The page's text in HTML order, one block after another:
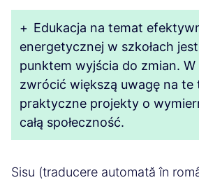
+ Edukacja na temat
energetycznej w szkołach
punktem wyjścia do zmian. W
zwrócić większą uwagę na
praktyczne projekty o
całą społeczność.
Sisu (traducere automată în